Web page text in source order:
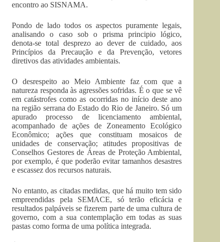
encontro ao SISNAMA.
Pondo de lado todos os aspectos puramente legais,
analisando o caso sob o prisma principio lógico,
denota-se total desprezo ao dever de cuidado, aos
Princípios da Precaução e da Prevenção, vetores
diretivos das atividades ambientais.
O desrespeito ao Meio Ambiente faz com que a
natureza responda às agressões sofridas. É o que se vê
em catástrofes como as ocorridas no início deste ano
na região serrana do Estado do Rio de Janeiro. Só um
apurado processo de licenciamento ambiental,
acompanhado de ações de Zoneamento Ecológico
Econômico; ações que constituam mosaicos de
unidades de conservação; atitudes propositivas de
Conselhos Gestores de Áreas de Proteção Ambiental,
por exemplo, é que poderão evitar tamanhos desastres
e escassez dos recursos naturais.
No entanto, as citadas medidas, que há muito tem sido
empreendidas pela SEMACE, só terão eficácia e
resultados palpáveis se fizerem parte de uma cultura de
governo, com a sua contemplação em todas as suas
pastas como forma de uma política integrada.